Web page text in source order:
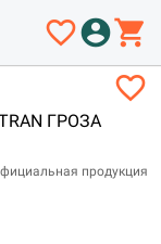
favorite_borderaccount_circleshopping_cart
favorite_border
ГРОЗА
продукция